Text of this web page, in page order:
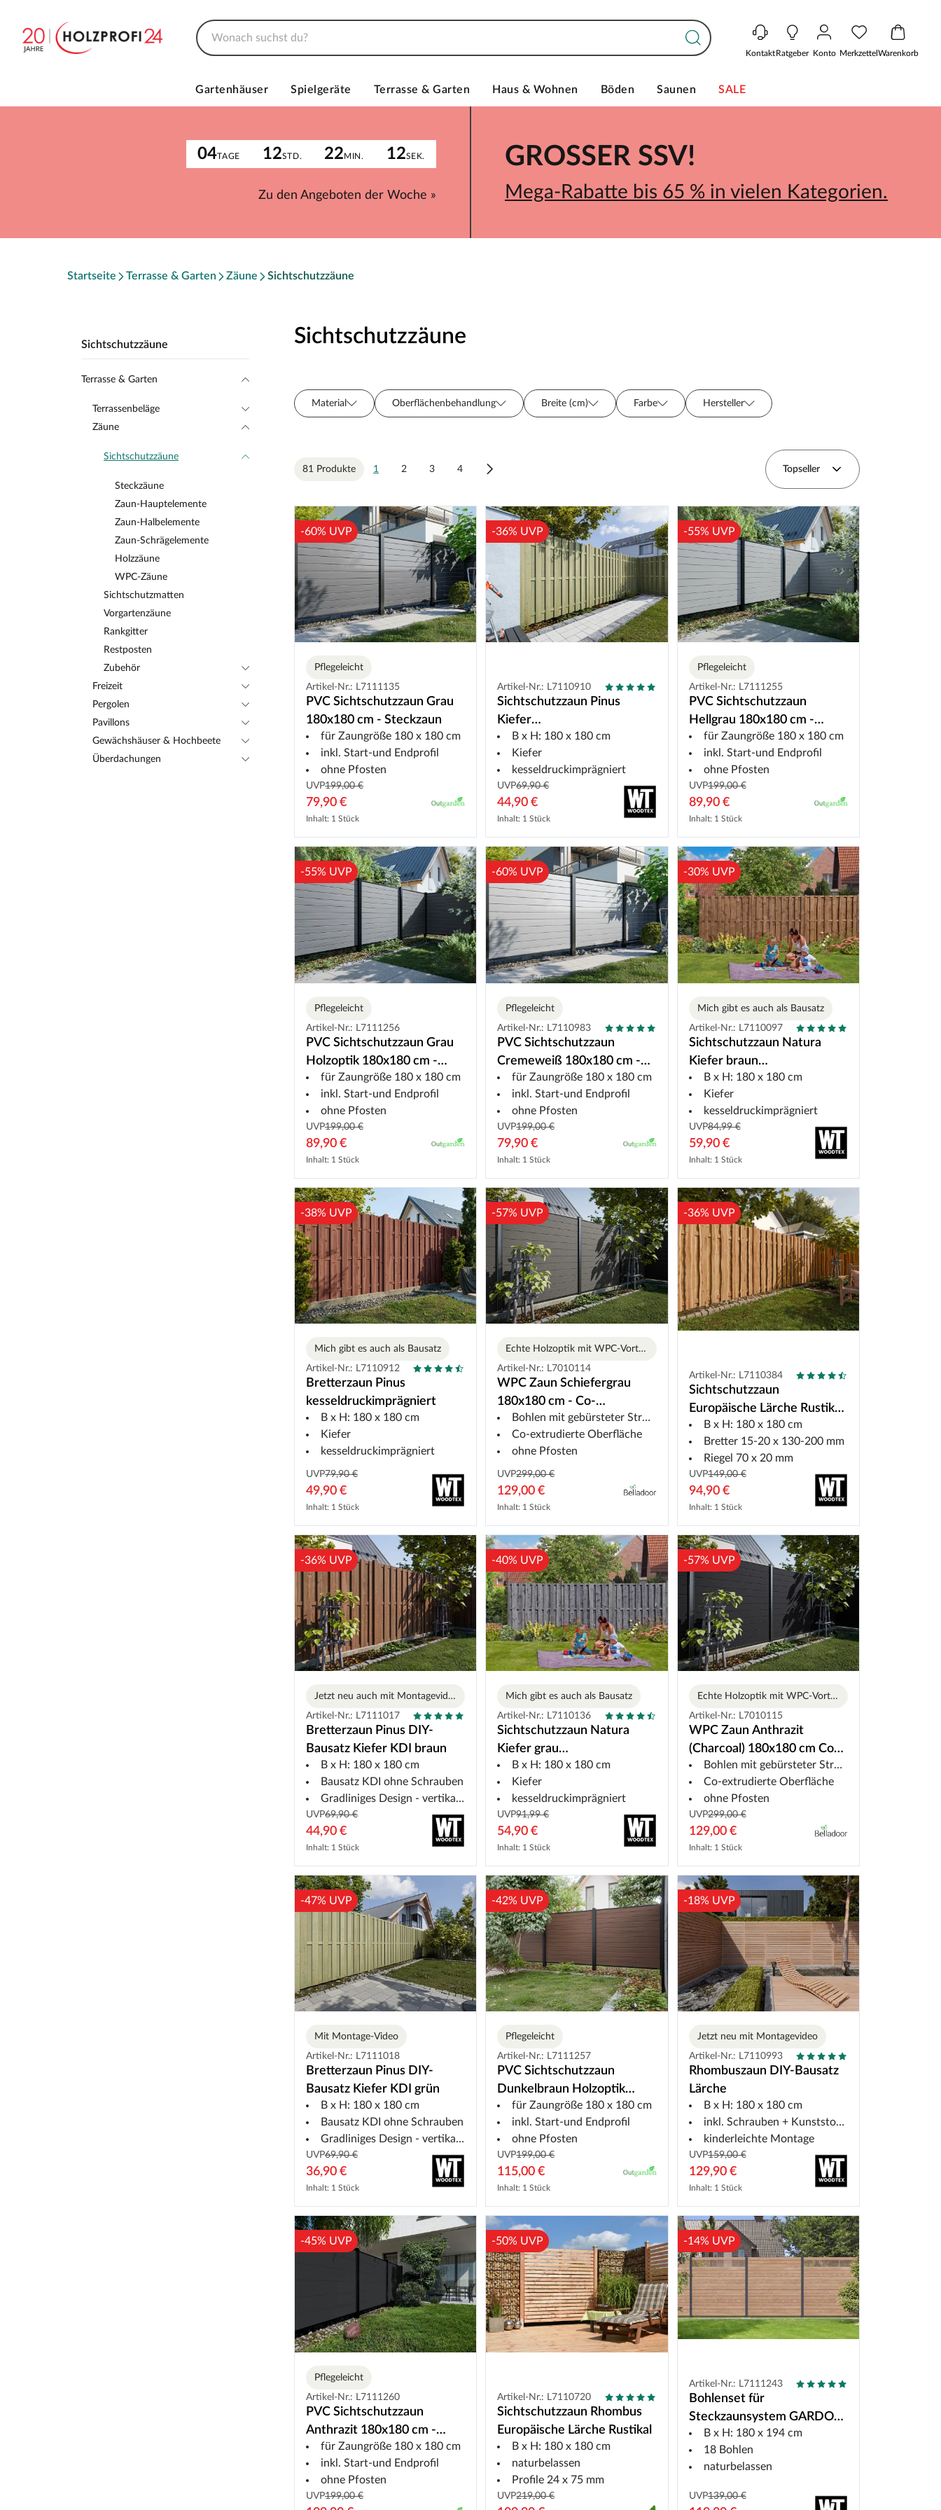
KontaktRatgeber Konto MerkzettelWarenkorb
Gartenhäuser Spielgeräte Terrasse & Garten Haus & Wohnen Böden Saunen SALE
04TAGE 12STD. 22MIN. 12SEK.
Zu den Angeboten der Woche »
GROSSER SSV!
Mega-Rabatte bis 65 % in vielen Kategorien.
Startseite Terrasse & Garten Zäune Sichtschutzzäune
Sichtschutzzäune
Terrasse & Garten
Terrassenbeläge
Zäune
Sichtschutzzäune
Steckzäune
Zaun-Hauptelemente
Zaun-Halbelemente
Zaun-Schrägelemente
Holzzäune
WPC-Zäune
Sichtschutzmatten
Vorgartenzäune
Rankgitter
Restposten
Zubehör
Freizeit
Pergolen
Pavillons
Gewächshäuser & Hochbeete
Überdachungen
Sichtschutzzäune
Material Oberflächenbehandlung Breite (cm) Farbe Hersteller
81 Produkte 1 2 3 4 Topseller
-60% UVP
Pflegeleicht
Artikel-Nr.: L7111135
PVC Sichtschutzzaun Grau
180x180 cm - Steckzaun
für Zaungröße 180 x 180 cm
inkl. Start-und Endprofil
ohne Pfosten
UVP199,00 €
79,90 €
Inhalt: 1 Stück
-36% UVP
Artikel-Nr.: L7110910
Sichtschutzzaun Pinus
Kiefer
kesseldruckimprägniert
B x H: 180 x 180 cm
Kiefer
kesseldruckimprägniert
UVP69,90 €
44,90 €
Inhalt: 1 Stück
-55% UVP
Pflegeleicht
Artikel-Nr.: L7111255
PVC Sichtschutzzaun
Hellgrau 180x180 cm -
Steckzaun
für Zaungröße 180 x 180 cm
inkl. Start-und Endprofil
ohne Pfosten
UVP199,00 €
89,90 €
Inhalt: 1 Stück
-55% UVP
Pflegeleicht
Artikel-Nr.: L7111256
PVC Sichtschutzzaun Grau
Holzoptik 180x180 cm -
Steckzaun
für Zaungröße 180 x 180 cm
inkl. Start-und Endprofil
ohne Pfosten
UVP199,00 €
89,90 €
Inhalt: 1 Stück
-60% UVP
Pflegeleicht
Artikel-Nr.: L7110983
PVC Sichtschutzzaun
Cremeweiß 180x180 cm -
Steckzaun
für Zaungröße 180 x 180 cm
inkl. Start-und Endprofil
ohne Pfosten
UVP199,00 €
79,90 €
Inhalt: 1 Stück
-30% UVP
Mich gibt es auch als Bausatz
Artikel-Nr.: L7110097
Sichtschutzzaun Natura
Kiefer braun
kesseldruckimprägniert
B x H: 180 x 180 cm
Kiefer
kesseldruckimprägniert
UVP84,99 €
59,90 €
Inhalt: 1 Stück
-38% UVP
Mich gibt es auch als Bausatz
Artikel-Nr.: L7110912
Bretterzaun Pinus
kesseldruckimprägniert
B x H: 180 x 180 cm
Kiefer
kesseldruckimprägniert
UVP79,90 €
49,90 €
Inhalt: 1 Stück
-57% UVP
Echte Holzoptik mit WPC-Vorteilen
Artikel-Nr.: L7010114
WPC Zaun Schiefergrau
180x180 cm - Co-
Extrudierter Steckzaun
Bohlen mit gebürsteter Struktur
Co-extrudierte Oberfläche
ohne Pfosten
UVP299,00 €
129,00 €
Inhalt: 1 Stück
-36% UVP
Artikel-Nr.: L7110384
Sichtschutzzaun
Europäische Lärche Rustikal
Naturbelassen
B x H: 180 x 180 cm
Bretter 15-20 x 130-200 mm
Riegel 70 x 20 mm
UVP149,00 €
94,90 €
Inhalt: 1 Stück
-36% UVP
Jetzt neu auch mit Montagevideo
Artikel-Nr.: L7111017
Bretterzaun Pinus DIY-
Bausatz Kiefer KDI braun
B x H: 180 x 180 cm
Bausatz KDI ohne Schrauben
Gradliniges Design - vertikal und horizontal montierbar
UVP69,90 €
44,90 €
Inhalt: 1 Stück
-40% UVP
Mich gibt es auch als Bausatz
Artikel-Nr.: L7110136
Sichtschutzzaun Natura
Kiefer grau
kesseldruckimprägniert
B x H: 180 x 180 cm
Kiefer
kesseldruckimprägniert
UVP91,99 €
54,90 €
Inhalt: 1 Stück
-57% UVP
Echte Holzoptik mit WPC-Vorteilen
Artikel-Nr.: L7010115
WPC Zaun Anthrazit
(Charcoal) 180x180 cm Co-
Extrudierter Steckzaun
Bohlen mit gebürsteter Struktur
Co-extrudierte Oberfläche
ohne Pfosten
UVP299,00 €
129,00 €
Inhalt: 1 Stück
-47% UVP
Mit Montage-Video
Artikel-Nr.: L7111018
Bretterzaun Pinus DIY-
Bausatz Kiefer KDI grün
B x H: 180 x 180 cm
Bausatz KDI ohne Schrauben
Gradliniges Design - vertikal und horizontal montierbar
UVP69,90 €
36,90 €
Inhalt: 1 Stück
-42% UVP
Pflegeleicht
Artikel-Nr.: L7111257
PVC Sichtschutzzaun
Dunkelbraun Holzoptik
Eiche 180x180 cm -
Steckzaun
für Zaungröße 180 x 180 cm
inkl. Start-und Endprofil
ohne Pfosten
UVP199,00 €
115,00 €
Inhalt: 1 Stück
-18% UVP
Jetzt neu mit Montagevideo
Artikel-Nr.: L7110993
Rhombuszaun DIY-Bausatz
Lärche
B x H: 180 x 180 cm
inkl. Schrauben + Kunststoffband
kinderleichte Montage
UVP159,00 €
129,90 €
Inhalt: 1 Stück
-45% UVP
Pflegeleicht
Artikel-Nr.: L7111260
PVC Sichtschutzzaun
Anthrazit 180x180 cm -
Steckzaun
für Zaungröße 180 x 180 cm
inkl. Start-und Endprofil
ohne Pfosten
UVP199,00 €
-50% UVP
Artikel-Nr.: L7110720
Sichtschutzzaun Rhombus
Europäische Lärche Rustikal
B x H: 180 x 180 cm
naturbelassen
Profile 24 x 75 mm
UVP219,00 €
-14% UVP
Artikel-Nr.: L7111243
Bohlenset für
Steckzaunsystem GARDO
XL DIY Lärche
B x H: 180 x 194 cm
18 Bohlen
naturbelassen
UVP139,00 €